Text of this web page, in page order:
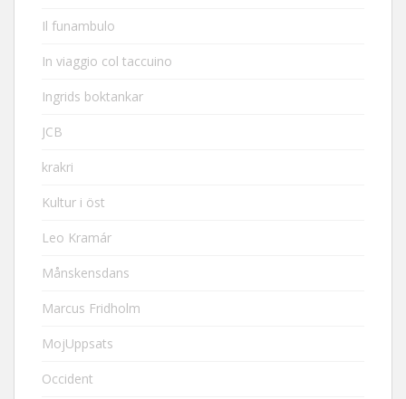
Il funambulo
In viaggio col taccuino
Ingrids boktankar
JCB
krakri
Kultur i öst
Leo Kramár
Månskensdans
Marcus Fridholm
MojUppsats
Occident